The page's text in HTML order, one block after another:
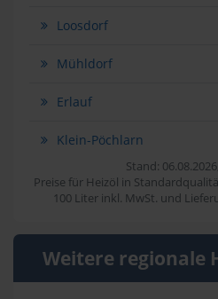
Loosdorf
Mühldorf
Erlauf
Klein-Pöchlarn
Stand:
Preise für Heizöl in
100 Liter inkl. MwSt. und
Weitere regionale